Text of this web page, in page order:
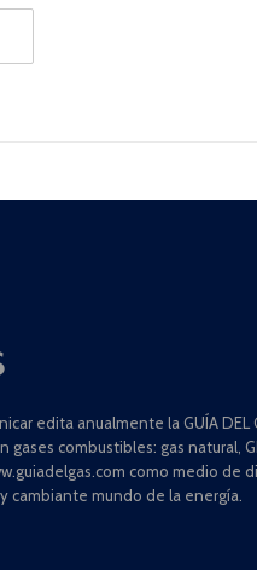
edita anualmente la GUÍA DEL
gases combustibles: gas natural,
como medio de
cambiante mundo de la energía.